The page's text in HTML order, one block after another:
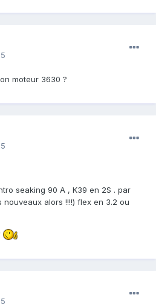
moteur 3630 ?
seaking 90 A , K39 en 2S . par
alors !!!!) flex en 3.2 ou